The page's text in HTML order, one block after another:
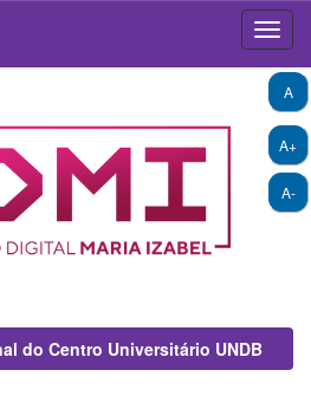
A+
A-
A
do Centro Universitário UNDB